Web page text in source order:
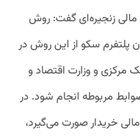
مالی زنجیره‌ای گفت: روش
پلتفرم سکو از این روش در
مرکزی و وزارت اقتصاد و
مربوطه انجام شود. در
خریدار صورت می‌گیرد،